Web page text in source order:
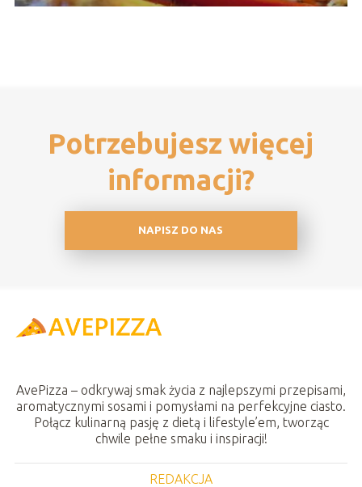
Potrzebujesz więcej
informacji?
NAPISZ DO NAS
AvePizza – odkrywaj smak życia z najlepszymi przepisami,
aromatycznymi sosami i pomysłami na perfekcyjne ciasto.
Połącz kulinarną pasję z dietą i lifestyle’em, tworząc
chwile pełne smaku i inspiracji!
REDAKCJA